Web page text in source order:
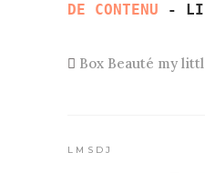
DE CONTENU -
Box Beauté my
LMSDJ